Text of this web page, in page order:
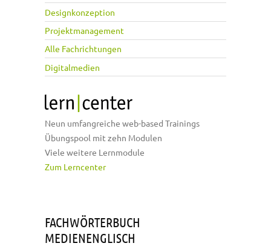
Designkonzeption
Projektmanagement
Alle Fachrichtungen
Digitalmedien
Neun umfangreiche web-based Trainings
Übungspool mit zehn Modulen
Viele weitere Lernmodule
Zum Lerncenter
FACHWÖRTERBUCH
MEDIENENGLISCH